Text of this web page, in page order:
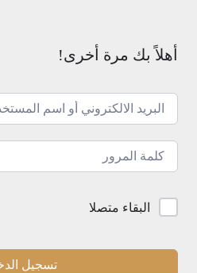
أهلاً بك مرة أخرى!
البقاء متصلا
تسجيل